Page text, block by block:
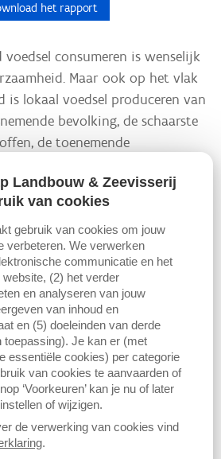
het rapport
voedsel consumeren is wenselijk
Maar ook op het vlak
is lokaal voedsel produceren van
bevolking, de schaarste
de toenemende
conflicten,... beïnvloeden
Hoeveel ruimte is er in
de huidige consumptie van de
De studie geeft een
We noemen dit ruimtebeslag
consumeren is met het oog op
ook op vlak van voedselzekerheid is
van groot belang. Immers, de
schaarste aan fossiele brandstoffen, de
biodiversiteitsverlies en de
conflicten beïnvloeden de
ruimte zou er theoretisch nodig
Landbouw & Zeevisserij
van cookies
gebruik van cookies om jouw
verbeteren. We verwerken
communicatie en het
(2) het verder
en analyseren van jouw
van inhoud en
en (5) doeleinden van derde
toepassing). Je kan er (met
essentiële cookies) per categorie
van cookies te aanvaarden of
‘Voorkeuren’ kan je nu of later
of wijzigen.
de verwerking van cookies vind
.